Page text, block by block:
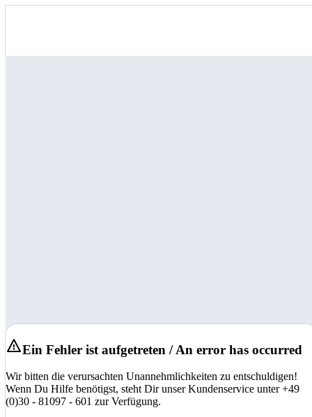
Ein Fehler ist aufgetreten / An error has occurred
Wir bitten die verursachten Unannehmlichkeiten zu entschuldigen!
Wenn Du Hilfe benötigst, steht Dir unser Kundenservice unter +49
(0)30 - 81097 - 601 zur Verfügung.